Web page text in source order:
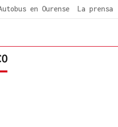
en Ourense La prensa